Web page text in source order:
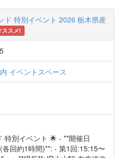
ド 特別イベント 2026 栃木県産
ススメ!
イベントスペース
特別イベント 🌟 - **開催日
回約1時間)**: - 第1回:15:15〜